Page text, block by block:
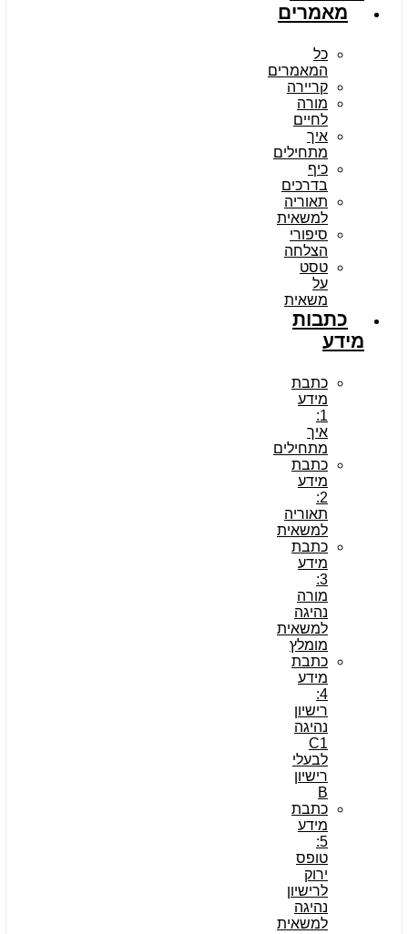
מאמרים
כל
המאמרים
קריירה
מורה
לחיים
איך
מתחילים
כיף
בדרכים
תאוריה
למשאית
סיפורי
הצלחה
טסט
על
משאית
כתבות
מידע
כתבת
מידע
1:
איך
מתחילים
כתבת
מידע
2:
תאוריה
למשאית
כתבת
מידע
3:
מורה
נהיגה
למשאית
מומלץ
כתבת
מידע
4:
רישיון
נהיגה
C1
לבעלי
רישיון
B
כתבת
מידע
5:
טופס
ירוק
לרישיון
נהיגה
למשאית